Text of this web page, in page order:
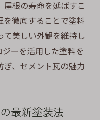
屋根の寿命を延ばすこ
を徹底することで塗料
て美しい外観を維持し
ーを活用した塗料を
、セメント瓦の魅力
最新塗装法